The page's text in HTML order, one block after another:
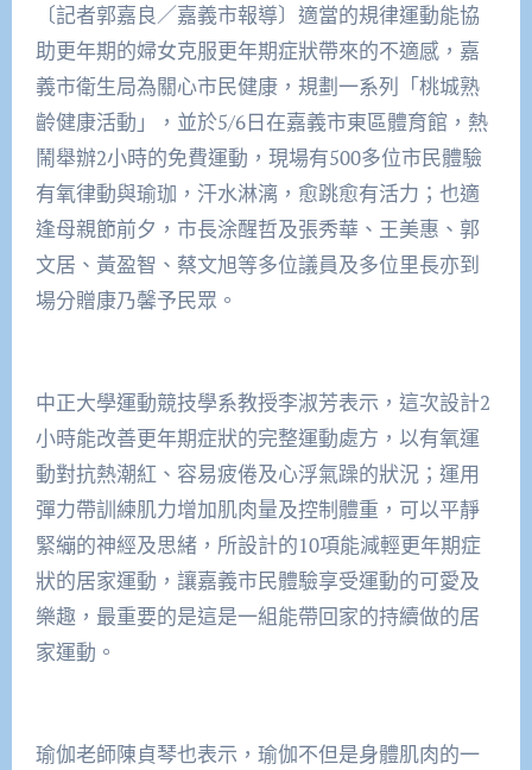
〔記者郭嘉良／嘉義市報導〕適當的規律運動能協
助更年期的婦女克服更年期症狀帶來的不適感，嘉
義市衛生局為關心市民健康，規劃一系列「桃城熟
齡健康活動」，並於5/6日在嘉義市東區體育館，熱
鬧舉辦2小時的免費運動，現場有500多位市民體驗
有氧律動與瑜珈，汗水淋漓，愈跳愈有活力；也適
逢母親節前夕，市長涂醒哲及張秀華、王美惠、郭
文居、黃盈智、蔡文旭等多位議員及多位里長亦到
場分贈康乃馨予民眾。
中正大學運動競技學系教授李淑芳表示，這次設計2
小時能改善更年期症狀的完整運動處方，以有氧運
動對抗熱潮紅、容易疲倦及心浮氣躁的狀況；運用
彈力帶訓練肌力增加肌肉量及控制體重，可以平靜
緊繃的神經及思緒，所設計的10項能減輕更年期症
狀的居家運動，讓嘉義市民體驗享受運動的可愛及
樂趣，最重要的是這是一組能帶回家的持續做的居
家運動。
瑜伽老師陳貞琴也表示，瑜伽不但是身體肌肉的一